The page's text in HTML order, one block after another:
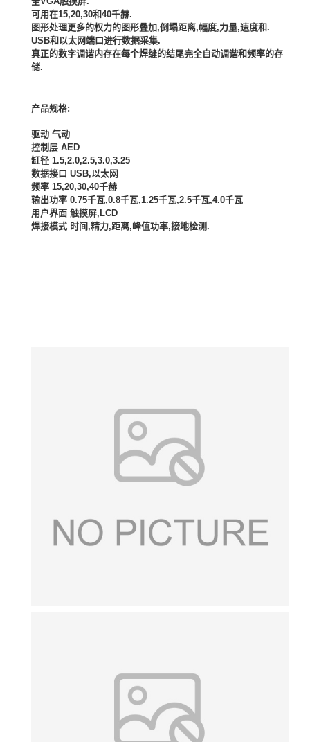
可用在15,20,30和40千赫.
图形处理更多的权力的图形叠加,倒塌距离,幅度,力量,速度和.
USB和以太网端口进行数据采集.
真正的数字调谐内存在每个焊缝的结尾完全自动调谐和频率的存
储.
产品规格:
驱动 气动
控制层 AED
缸径 1.5,2.0,2.5,3.0,3.25
数据接口 USB,以太网
频率 15,20,30,40千赫
输出功率 0.75千瓦,0.8千瓦,1.25千瓦,2.5千瓦,4.0千瓦
用户界面 触摸屏,LCD
焊接模式 时间,精力,距离,峰值功率,接地检测.